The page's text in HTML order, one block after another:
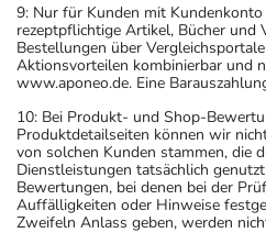
9: Nur für Kunden mit
rezeptpflichtige Artikel, Bücher und
Bestellungen über
Aktionsvorteilen kombinierbar und
www.aponeo.de. Eine
10: Bei Produkt- und Shop-
Produktdetailseiten können wir
von solchen Kunden stammen, die
Dienstleistungen tatsächlich
Bewertungen, bei denen bei der
Auffälligkeiten oder Hinweise
Zweifeln Anlass geben, werden